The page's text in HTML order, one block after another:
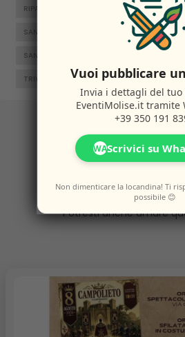
RIPALIMOSANI ROCCAMANDOLFI
SAN GIACOMO DEGLI SCHIAVONI SAN
SANTA CROCE DI MAGLIANO
TRIVENTO VENAFRO VINCHIATURO
Altri
Potresti anche amare
Vuoi pubblicare
Invia i dettagli del tuo
EventiMolise.it tramite
+39 350 191
WAScrivici su
Non dimenticare la locandina! Ti
possibile 😊